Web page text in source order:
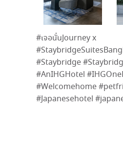
#เจอนั่นJourney x
#Staybridge
#AnIHGHotel
#Welcomehome
#Japanesehotel